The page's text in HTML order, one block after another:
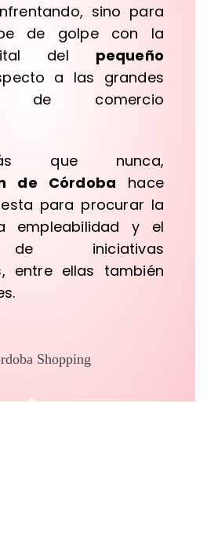
sino para
de golpe con la
del pequeño
a las grandes
de comercio
que nunca,
de Córdoba hace
para procurar la
empleabilidad y el
iniciativas
entre ellas también